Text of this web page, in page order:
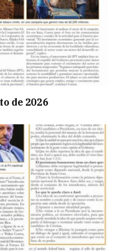
de 2026